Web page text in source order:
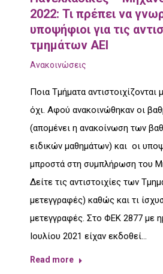
2022: Τι πρέπει να
υποψήφιοι για τις
τμημάτων ΑΕΙ
Ανακοινώσεις
Ποια Τμήματα αντιστοιχίζονται
όχι. Αφού ανακοινώθηκαν οι
(απομένει η ανακοίνωση των
ειδικών μαθημάτων) και οι
μπροστά στη συμπλήρωση του
Δείτε τις αντιστοιχίες των
μετεγγραφές) καθώς και τι
μετεγγραφές. Στο ΦΕΚ 2877 με
Ιουλίου 2021 είχαν εκδοθεί…
Read more